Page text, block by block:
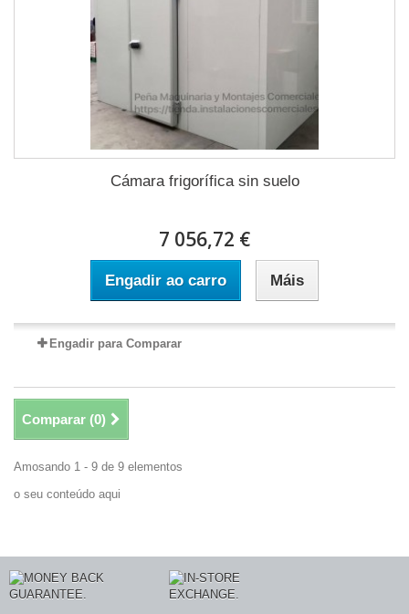
Cámara frigorífica sin suelo
7 056,72 €
Engadir ao carro Máis
Engadir para Comparar
Comparar (0)
Amosando 1 - 9 de 9 elementos
o seu conteúdo aqui